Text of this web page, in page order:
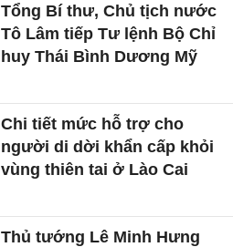
Tổng Bí thư, Chủ tịch nước
Tô Lâm tiếp Tư lệnh Bộ Chỉ
huy Thái Bình Dương Mỹ
Chi tiết mức hỗ trợ cho
người di dời khẩn cấp khỏi
vùng thiên tai ở Lào Cai
Thủ tướng Lê Minh Hưng